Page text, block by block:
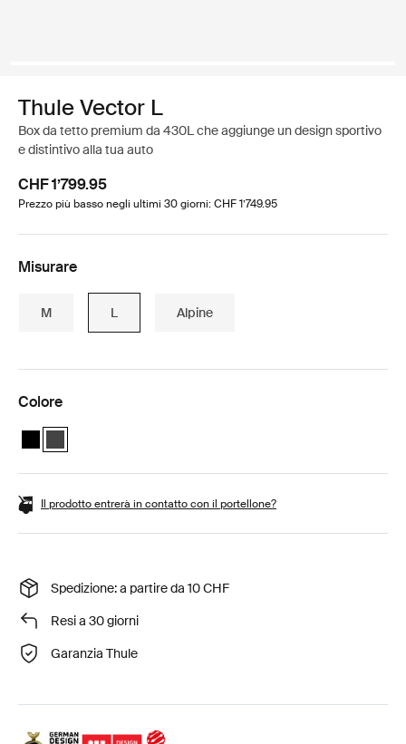
Thule Vector L
Box da tetto premium da 430L che aggiunge un design sportivo
e distintivo alla tua auto
CHF 1’799.95
Prezzo più basso negli ultimi 30 giorni: CHF 1’749.95
Misurare
M L Alpine
Colore
Thule Vector L Black Metallic
Thule Vector L Titan Matte (selected)
Il prodotto entrerà in contatto con il portellone?
Spedizione: a partire da 10 CHF
Resi a 30 giorni
Garanzia Thule